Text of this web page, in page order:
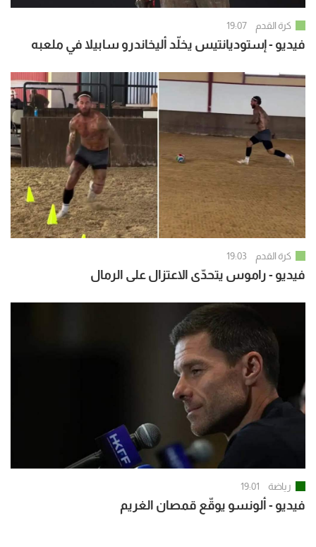
كرة القدم 19:07
فيديو - إستوديانتيس يخلّد أليخاندرو سابيلا في ملعبه
كرة القدم 19:03
فيديو - راموس يتحدّى الاعتزال على الرمال
رياضة 19:01
فيديو - ألونسو يوقّع قمصان الغريم